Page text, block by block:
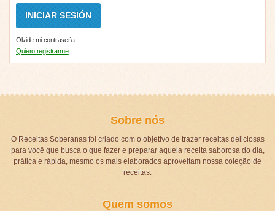
Olvide mi contraseña
Quiero registrarme
Sobre nós
O Receitas Soberanas foi criado com o objetivo de trazer receitas deliciosas
para você que busca o que fazer e preparar aquela receita saborosa do dia,
prática e rápida, mesmo os mais elaborados aproveitam nossa coleção de
receitas.
Quem somos